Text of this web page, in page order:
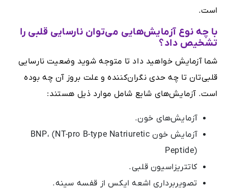
است.
با چه نوع آزمایش‌هایی می‌توان نارسایی قلبی را
تشخیص داد؟
شما آزمایش خواهید داد تا متوجه شوید وضعیت نارسایی
قلبی‌تان تا چه حدی نگران‌کننده و علت بروز آن چه بوده
است. آزمایش‌های شایع شامل موارد ذیل هستند:
آزمایش‌های خون.
آزمایش خون BNP، (NT-pro B-type Natriuretic
Peptide)
کاتتریزاسیون قلبی.
تصویربرداری اشعه ایکس از قفسه سینه.